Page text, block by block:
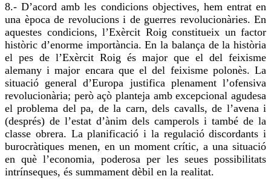
8.- D’acord amb les condicions objectives, hem entrat en
una època de revolucions i de guerres revolucionàries. En
aquestes condicions, l’Exèrcit Roig constitueix un factor
històric d’enorme importància. En la balança de la història
el pes de l’Exèrcit Roig és major que el del feixisme
alemany i major encara que el del feixisme polonès. La
situació general d’Europa justifica plenament l’ofensiva
revolucionària; però açò planteja amb excepcional agudesa
el problema del pa, de la carn, dels cavalls, de l’avena i
(després) de l’estat d’ànim dels camperols i també de la
classe obrera. La planificació i la regulació discordants i
burocràtiques menen, en un moment crític, a una situació
en què l’economia, poderosa per les seues possibilitats
intrínseques, és summament dèbil en la realitat.